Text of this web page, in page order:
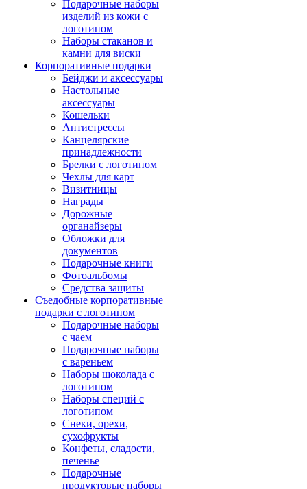
Подарочные наборы
изделий из кожи с
логотипом
Наборы стаканов и
камни для виски
Корпоративные подарки
Бейджи и аксессуары
Настольные
аксессуары
Кошельки
Антистрессы
Канцелярские
принадлежности
Брелки с логотипом
Чехлы для карт
Визитницы
Награды
Дорожные
органайзеры
Обложки для
документов
Подарочные книги
Фотоальбомы
Средства защиты
Съедобные корпоративные
подарки с логотипом
Подарочные наборы
с чаем
Подарочные наборы
с вареньем
Наборы шоколада с
логотипом
Наборы специй с
логотипом
Снеки, орехи,
сухофрукты
Конфеты, сладости,
печенье
Подарочные
продуктовые наборы